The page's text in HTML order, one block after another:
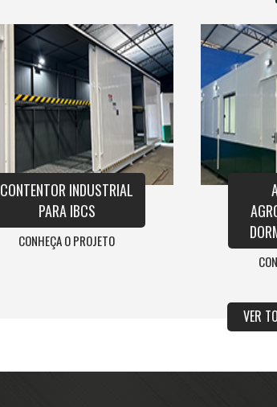
CONTENTOR INDUSTRIAL
PARA IBCS
CONHEÇA O PROJETO
VER